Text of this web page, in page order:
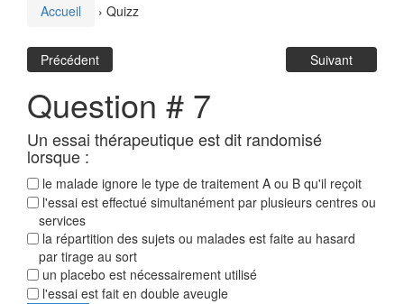
Accueil › Quizz
Précédent Suivant
Question # 7
Un essai thérapeutique est dit randomisé
lorsque :
le malade ignore le type de traitement A ou B qu'il reçoit
l'essai est effectué simultanément par plusieurs centres ou
services
la répartition des sujets ou malades est faite au hasard
par tirage au sort
un placebo est nécessairement utilisé
l'essai est fait en double aveugle